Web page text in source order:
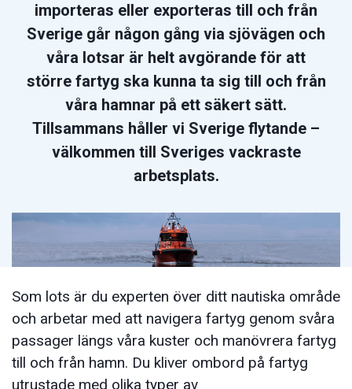
importeras eller exporteras till och från
Sverige går någon gång via sjövägen och
våra lotsar är helt avgörande för att
större fartyg ska kunna ta sig till och från
våra hamnar på ett säkert sätt.
Tillsammans håller vi Sverige flytande –
välkommen till Sveriges vackraste
arbetsplats.
Som lots är du experten över ditt nautiska område
och arbetar med att navigera fartyg genom svåra
passager längs våra kuster och manövrera fartyg
till och från hamn. Du kliver ombord på fartyg
utrustade med olika typer av